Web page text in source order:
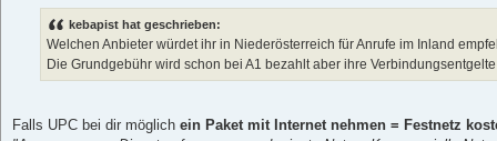
kebapist hat geschrieben:
Welchen Anbieter würdet ihr in Niederösterreich für Anrufe im Inland
Die Grundgebühr wird schon bei A1 bezahlt aber ihre
Falls UPC bei dir möglich ein Paket mit Internet nehmen = Festnetz